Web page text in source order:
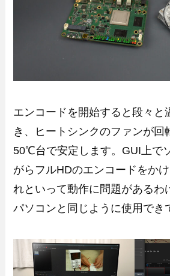
エンコードを開始すると段々と
き、ヒートシンクのファンが回
50℃台で安定します。GUI上で
がらフルHDのエンコードをか
れといって動作に問題があるわ
パソコンと同じように使用でき